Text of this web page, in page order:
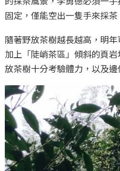
固定，僅能空出一隻手來採茶
隨著野放茶樹越長越高，明
加上「陡峭茶區」傾斜的頁
放茶樹十分考驗體力，以及邊